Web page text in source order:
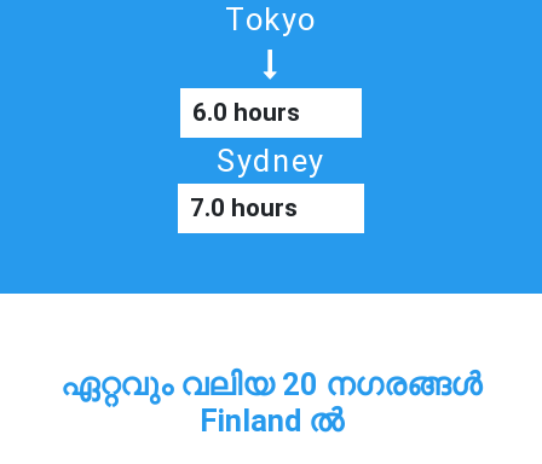
Tokyo
6.0 hours
Sydney
7.0 hours
ഏറ്റവും വലിയ 20 നഗരങ്ങൾ
Finland ൽ